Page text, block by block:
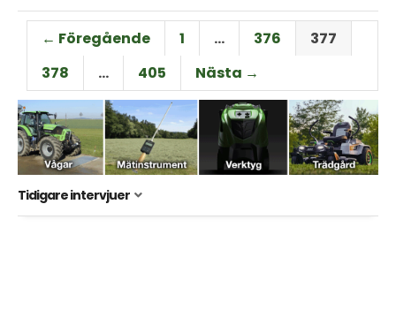
← Föregående 1 … 376
377
378
… 405 Nästa →
Tidigare intervjuer